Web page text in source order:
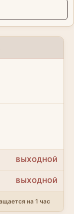
ВЫХОДНОЙ
ВЫХОДНОЙ
на 1 час